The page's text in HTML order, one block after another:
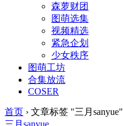
森萝财团
图萌选集
视频精选
紧急企划
少女秩序
图萌工坊
合集放流
COSER
首页 › 文章标签 "三月sanyue"
三月sanyue